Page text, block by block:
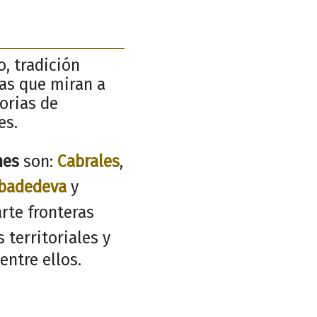
tradición
que miran a
de
son: Cabrales,
y
fronteras
territoriales y
ellos.